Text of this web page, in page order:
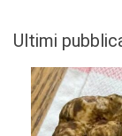
Ultimi